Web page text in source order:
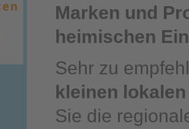
Marken und
heimischen
Sehr zu
kleinen
Sie die